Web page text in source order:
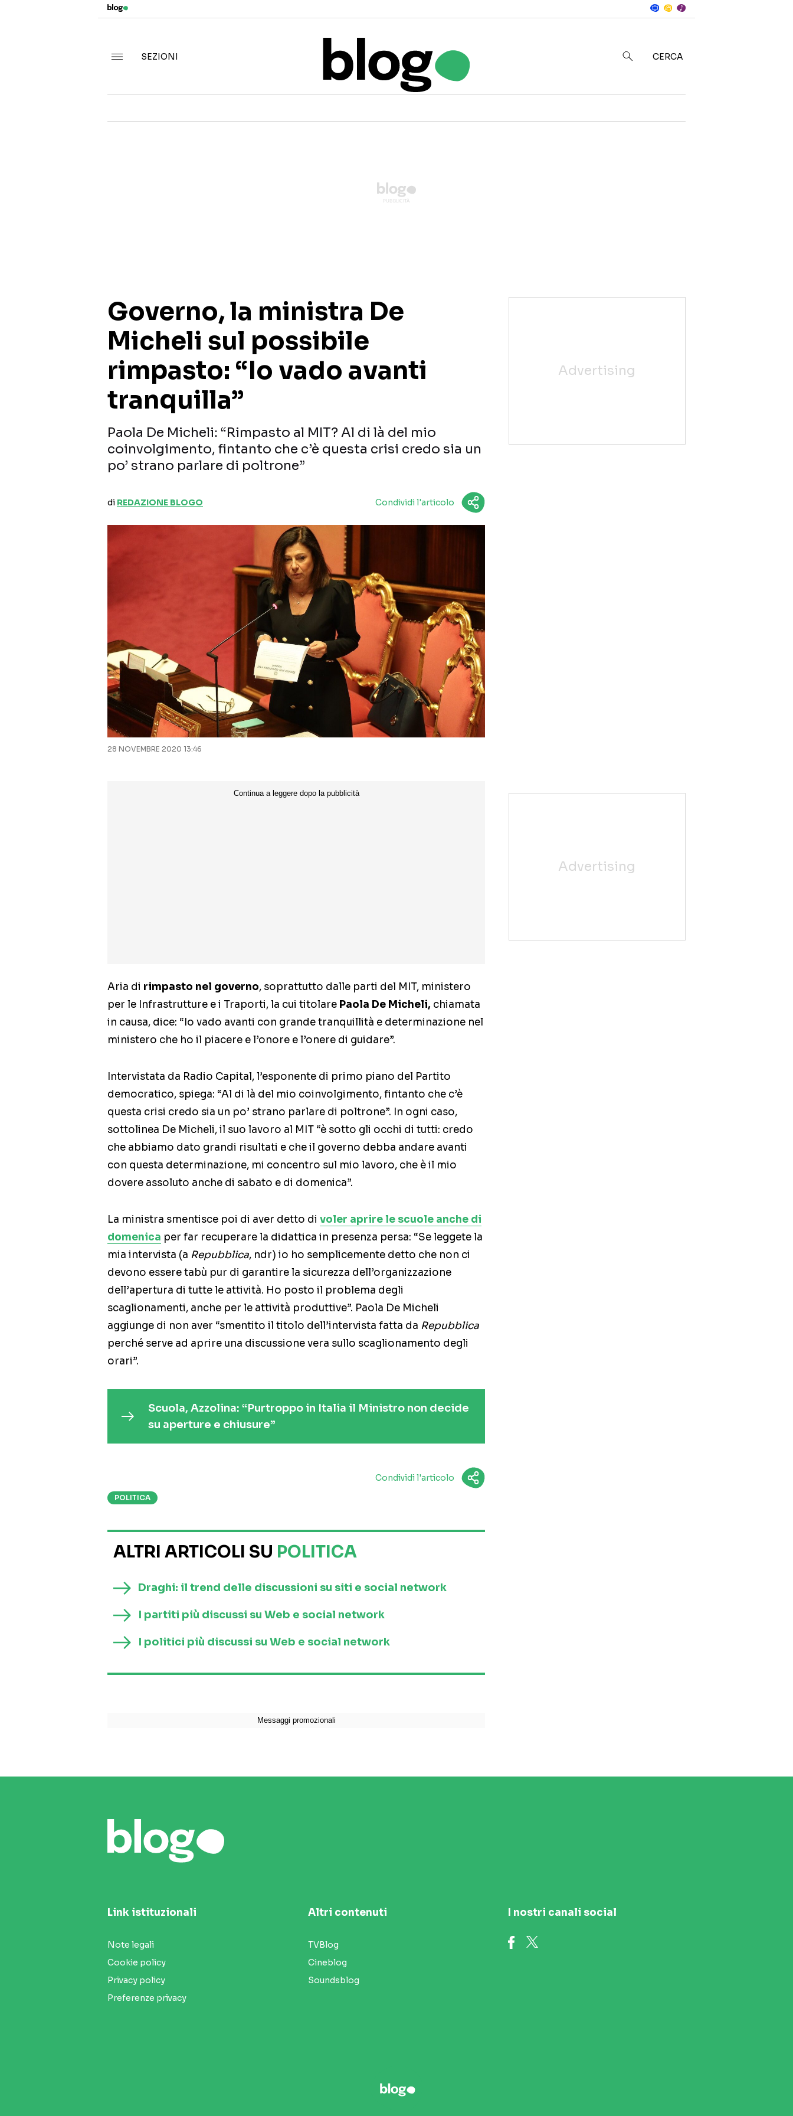
SEZIONI
CERCA
Governo, la ministra De
Micheli sul possibile
rimpasto: “Io vado avanti
tranquilla”
Paola De Micheli: “Rimpasto al MIT? Al di là del mio
coinvolgimento, fintanto che c’è questa crisi credo sia un
po’ strano parlare di poltrone”
di REDAZIONE BLOGO Condividi l'articolo
28 NOVEMBRE 2020 13:46
Aria di rimpasto nel governo, soprattutto dalle parti del MIT, ministero
per le Infrastrutture e i Traporti, la cui titolare Paola De Micheli, chiamata
in causa, dice: “Io vado avanti con grande tranquillità e determinazione nel
ministero che ho il piacere e l’onore e l’onere di guidare”.
Intervistata da Radio Capital, l’esponente di primo piano del Partito
democratico, spiega: “Al di là del mio coinvolgimento, fintanto che c’è
questa crisi credo sia un po’ strano parlare di poltrone”. In ogni caso,
sottolinea De Micheli, il suo lavoro al MIT “è sotto gli occhi di tutti: credo
che abbiamo dato grandi risultati e che il governo debba andare avanti
con questa determinazione, mi concentro sul mio lavoro, che è il mio
dovere assoluto anche di sabato e di domenica”.
La ministra smentisce poi di aver detto di voler aprire le scuole anche di
domenica per far recuperare la didattica in presenza persa: “Se leggete la
mia intervista (a Repubblica, ndr) io ho semplicemente detto che non ci
devono essere tabù pur di garantire la sicurezza dell’organizzazione
dell’apertura di tutte le attività. Ho posto il problema degli
scaglionamenti, anche per le attività produttive”. Paola De Micheli
aggiunge di non aver “smentito il titolo dell’intervista fatta da Repubblica
perché serve ad aprire una discussione vera sullo scaglionamento degli
orari”.
Scuola, Azzolina: “Purtroppo in Italia il Ministro non decide
su aperture e chiusure”
Condividi l'articolo
POLITICA
ALTRI ARTICOLI SU POLITICA
Draghi: il trend delle discussioni su siti e social network
I partiti più discussi su Web e social network
I politici più discussi su Web e social network
Link istituzionali
Note legali
Cookie policy
Privacy policy
Preferenze privacy
Altri contenuti
TVBlog
Cineblog
Soundsblog
I nostri canali social